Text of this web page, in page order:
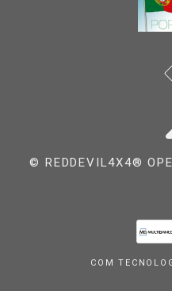
© REDDEVIL4X4®
COM